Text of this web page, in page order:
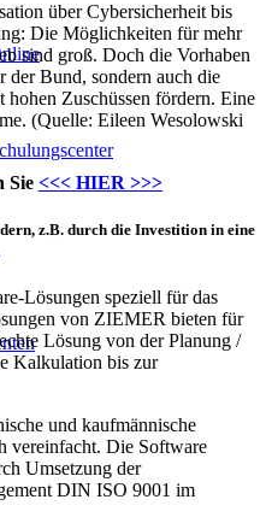
über Cybersicherheit bis
Die Möglichkeiten für mehr
sind groß. Doch die Vorhaben
der Bund, sondern auch die
Zuschüssen fördern. Eine
(Quelle: Eileen Wesolowski
Sie <<< HIER >>>
z.B. durch die Investition in eine
Lösungen speziell für das
von ZIEMER bieten für
Lösung von der Planung /
Kalkulation bis zur
und kaufmännische
vereinfacht. Die Software
Umsetzung der
DIN ISO 9001 im